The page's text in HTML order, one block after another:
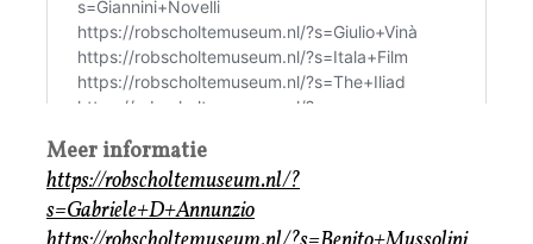
Meer informatie
https://robscholtemuseum.nl/?
s=Gabriele+D+Annunzio